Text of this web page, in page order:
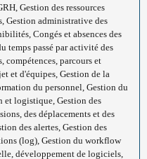
Gestion des ressources
Gestion administrative des
Congés et absences des
temps passé par activité des
compétences, parcours et
et d'équipes, Gestion de la
du personnel, Gestion du
et logistique, Gestion des
des déplacements et des
des alertes, Gestion des
(log), Gestion du workflow
développement de logiciels,